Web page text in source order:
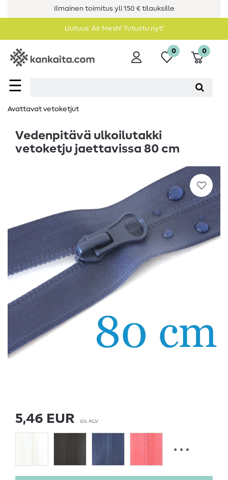
Ilmainen toimitus yli 150 € tilauksille
Uutuus: Air Mesh! Tutustu nyt!
☰
0 0
Avattavat vetoketjut
Vedenpitävä ulkoilutakki
vetoketju jaettavissa 80 cm
5,46 EUR sis. ALV